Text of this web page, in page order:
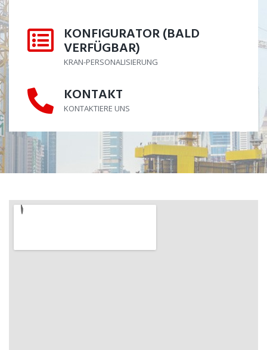
KONFIGURATOR (BALD
VERFÜGBAR)
KRAN-PERSONALISIERUNG
KONFIGURATOR (BALD
KONTAKT
KONTAKTIERE UNS
KONTAKT